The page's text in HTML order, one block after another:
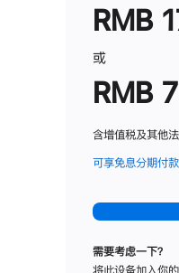
RMB
或
RMB
含增值税及其他
可享免息分期付款
需要考虑一下？
将此设备加入你的